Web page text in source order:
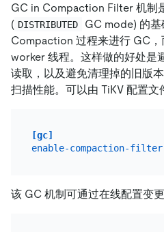
GC in Compaction Filter 机制
( DISTRIBUTED
GC mode) 的
Compaction 过程来进行 GC
worker 线程。这样做的好处是
读取，以及避免清理掉的旧版
扫描性能。可以由 TiKV 配置文
[gc]
enable-compaction-filter
该 GC 机制可通过在线配置变更